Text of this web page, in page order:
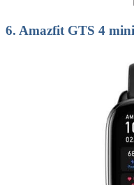
6. Amazfit GTS 4 mini